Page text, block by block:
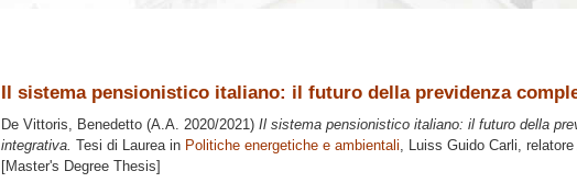
Il sistema pensionistico italiano: il futuro della previdenza
De Vittoris, Benedetto (A.A. 2020/2021) Il sistema pensionistico italiano: il futuro della
integrativa. Tesi di Laurea in Politiche energetiche e ambientali, Luiss Guido Carli, relatore
[Master's Degree Thesis]